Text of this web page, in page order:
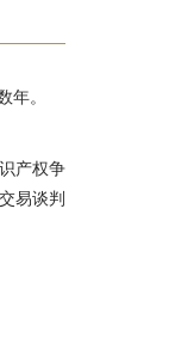
年。
产权争
易谈判